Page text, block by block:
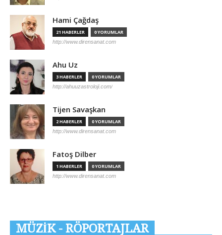
Hami Çağdaş
21 HABERLER 0 YORUMLAR
http://www.dirensanat.com
Ahu Uz
3 HABERLER 0 YORUMLAR
http://ahuuzastroloji.com/
Tijen Savaşkan
2 HABERLER 0 YORUMLAR
http://www.dirensanat.com
Fatoş Dilber
1 HABERLER 0 YORUMLAR
http://www.dirensanat.com
MÜZİK - RÖPORTAJLAR